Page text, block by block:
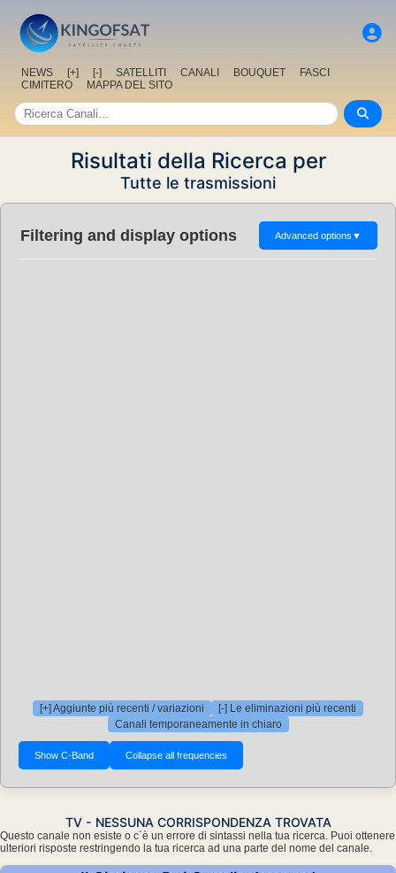
NEWS [+] [-] SATELLITI CANALI BOUQUET
FASCI
CIMITERO
MAPPA DEL SITO
Risultati della Ricerca per
Tutte le trasmissioni
Filtering and display options Advanced options ▼
[+] Aggiunte più recenti / variazioni
[-] Le eliminazioni più recenti
Canali temporaneamente in chiaro
TV - NESSUNA CORRISPONDENZA TROVATA
Questo canale non esiste o c´è un errore di sintassi nella tua ricerca. Puoi ottenere
ulteriori risposte restringendo la tua ricerca ad una parte del nome del canale.